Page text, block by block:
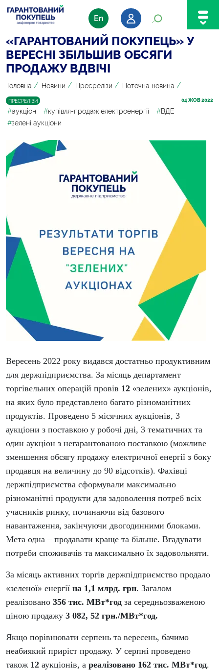
En
«ГАРАНТОВАНИЙ ПОКУПЕЦЬ» У
ВЕРЕСНІ ЗБІЛЬШИВ ОБСЯГИ
ПРОДАЖУ ВДВІЧІ
Головна / Новини / Пресрелізи / Поточна новина /
ПРЕСРЕЛІЗИ
#аукціон #купівля-продаж електроенергії #ВДЕ
#зелені аукціони
04 ЖОВ 2022
Вересень 2022 року видався достатньо продуктивним
для держпідприємства. За місяць департамент
торгівельних операцій провів 12 «зелених» аукціонів,
на яких було представлено багато різноманітних
продуктів. Проведено 5 місячних аукціонів, 3
аукціони з поставкою у робочі дні, 3 тематичних та
один аукціон з негарантованою поставкою (можливе
зменшення обсягу продажу електричної енергії з боку
продавця на величину до 90 відсотків). Фахівці
держпідприємства сформували максимально
різноманітні продукти для задоволення потреб всіх
учасників ринку, починаючи від базового
навантаження, закінчуючи двогодинними блоками.
Мета одна – продавати краще та більше. Вгадувати
потреби споживачів та максимально їх задовольняти.
За місяць активних торгів держпідприємство продало
«зеленої» енергії на 1,1 млрд. грн. Загалом
реалізовано 356 тис. МВт*год за середньозваженою
ціною продажу 3 082, 52 грн./МВт*год.
Якщо порівнювати серпень та вересень, бачимо
неабиякий приріст продажу. У серпні проведено
також 12 аукціонів, а реалізовано 162 тис. МВт*год.